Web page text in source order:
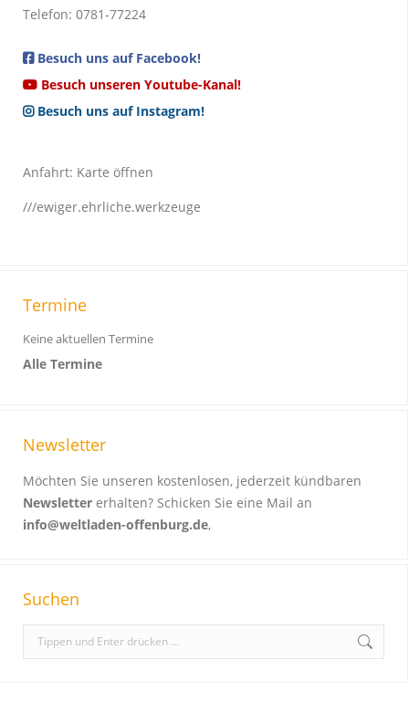
Telefon: 0781-77224
Besuch uns auf Facebook!
Besuch unseren Youtube-Kanal!
Besuch uns auf Instagram!
Anfahrt: Karte öffnen
///ewiger.ehrliche.werkzeuge
Termine
Keine aktuellen Termine
Alle Termine
Newsletter
Möchten Sie unseren kostenlosen, jederzeit kündbaren
Newsletter erhalten? Schicken Sie eine Mail an
info@weltladen-offenburg.de,
Suchen
e